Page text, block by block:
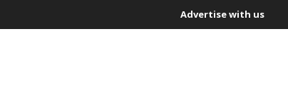
Advertise with us